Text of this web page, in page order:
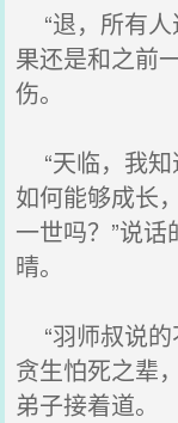
“退，所有人
果还是和之前
伤。
“天临，我知
如何能够成长
一世吗？”说
晴。
“羽师叔说的
贪生怕死之辈
弟子接着道。